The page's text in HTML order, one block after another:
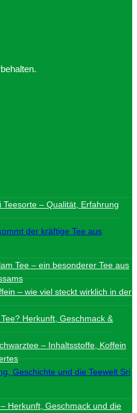
Teesorte – Qualität, Erfahrung
der kräftige Tee aus
Tee – ein besonderer Tee aus
– wie viel steckt wirklich in der
Herkunft, Geschmack &
– Inhaltsstoffe, Koffein
Geschichte und die Teewelt Sri
Herkunft, Geschmack und die